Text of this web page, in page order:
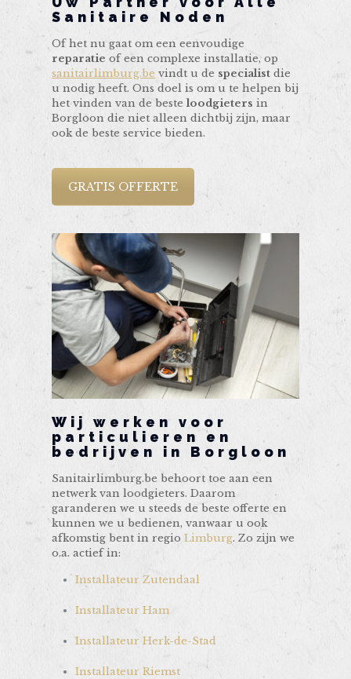
Sanitaire Noden
Of het nu gaat om een eenvoudige
reparatie of een complexe installatie, op
sanitairlimburg.be vindt u de specialist die
u nodig heeft. Ons doel is om u te helpen bij
het vinden van de besteloodgieters in
Borgloon die niet alleen dichtbij zijn, maar
ook de beste service bieden.
GRATIS OFFERTE
Wij werken voor
particulieren en
bedrijven in Borgloon
Sanitairlimburg.be behoort toe aan een
netwerk van loodgieters. Daarom
garanderen we u steeds de beste offerte en
kunnen we u bedienen, vanwaar u ook
afkomstig bent in regioLimburg. Zo zijn we
o.a. actief in:
Installateur Zutendaal
Installateur Ham
Installateur Herk-de-Stad
Installateur Riemst